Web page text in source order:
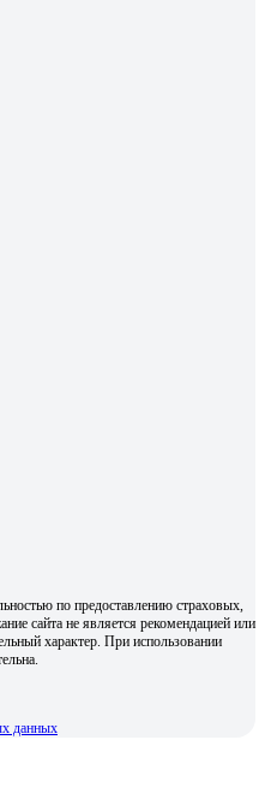
по предоставлению страховых,
сайта не является рекомендацией или
характер. При использовании
данных